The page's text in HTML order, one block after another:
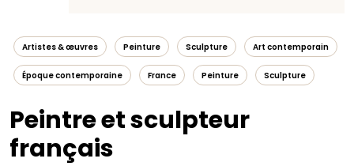
Artistes & œuvres Peinture Sculpture Art contemporain
Époque contemporaine France Peinture Sculpture
Peintre et sculpteur
français